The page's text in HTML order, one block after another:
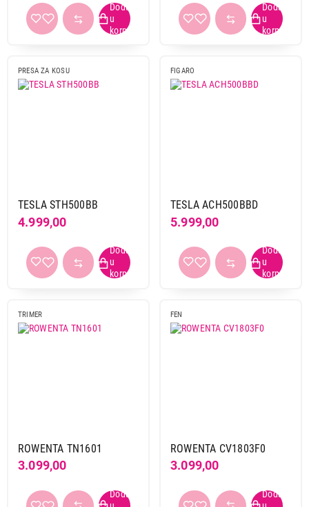
PRESA ZA KOSU
TESLA STH500BB
4.999,00
FIGARO
TESLA ACH500BBD
5.999,00
TRIMER
ROWENTA TN1601
3.099,00
FEN
ROWENTA CV1803F0
3.099,00